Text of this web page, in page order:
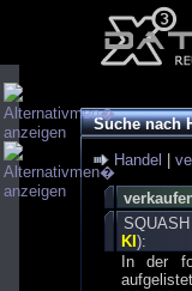
Suche nach
Handel
KI ):
In der